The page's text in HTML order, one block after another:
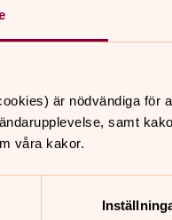
är nödvändiga för
samt
våra kakor.